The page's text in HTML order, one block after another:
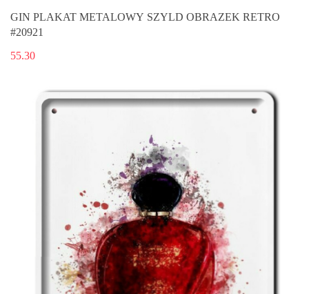
GIN PLAKAT METALOWY SZYLD OBRAZEK RETRO
#20921
55.30